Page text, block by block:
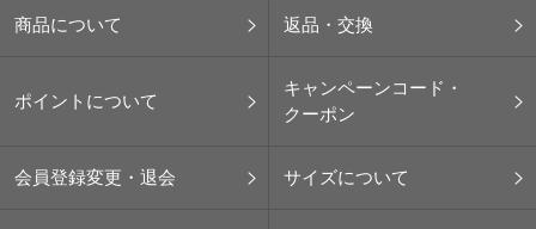
商品について 返品・交換
ポイントについて
キャンペーンコード・
クーポン
会員登録変更・退会 サイズについて